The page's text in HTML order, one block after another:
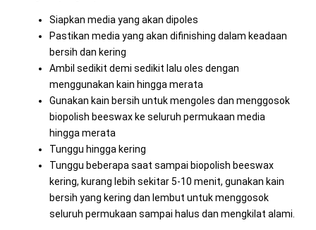
Siapkan media yang akan dipoles
Pastikan media yang akan difinishing dalam keadaan
bersih dan kering
Ambil sedikit demi sedikit lalu oles dengan
menggunakan kain hingga merata
Gunakan kain bersih untuk mengoles dan menggosok
biopolish beeswax ke seluruh permukaan media
hingga merata
Tunggu hingga kering
Tunggu beberapa saat sampai biopolish beeswax
kering, kurang lebih sekitar 5-10 menit, gunakan kain
bersih yang kering dan lembut untuk menggosok
seluruh permukaan sampai halus dan mengkilat alami.